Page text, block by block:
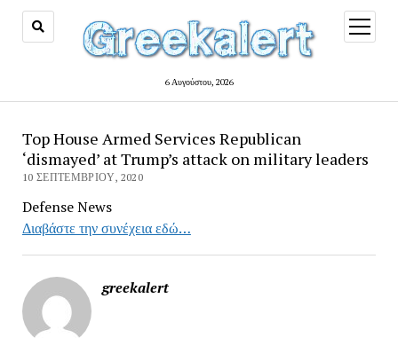
6 Αυγούστου, 2026
open
menu
Top House Armed Services Republican
‘dismayed’ at Trump’s attack on military leaders
10 ΣΕΠΤΕΜΒΡΊΟΥ, 2020
Defense News
Διαβάστε την συνέχεια εδώ…
greekalert